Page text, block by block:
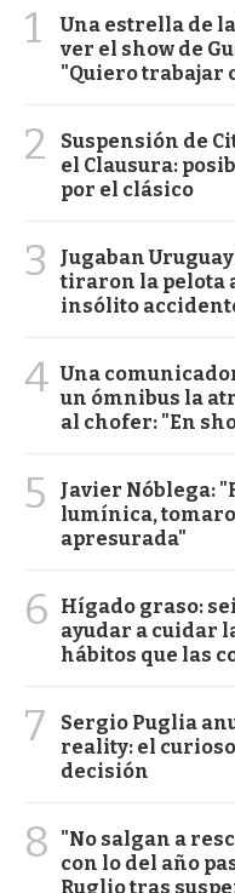
1
Una estrella de
ver el show de
"Quiero trabajar
2
Suspensión de
el Clausura:
por el clásico
3
Jugaban
tiraron la pelota
insólito
4 Una
un ómnibus la
al chofer: "En
5
Javier Nóblega:
lumínica,
apresurada"
6
Hígado graso:
ayudar a cuidar
hábitos que las
7
Sergio Puglia
reality: el
decisión
8
"No salgan a
con lo del año
Ruglio tras